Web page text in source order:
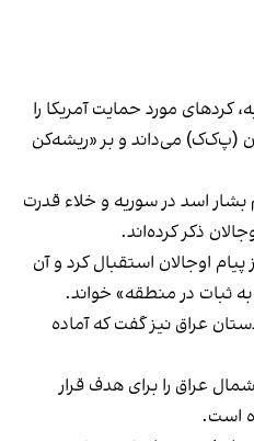
کردهای مورد حمایت آمریکا را
(پ‌ک‌ک) می‌داند و بر «ریشه‌کن
اسد در سوریه و خلاء قدرت
ذکر کرده‌اند.
پیام اوجالان استقبال کرد و آن
ثبات در منطقه» خواند.
عراق نیز گفت که آماده
عراق را برای هدف قرار
است.